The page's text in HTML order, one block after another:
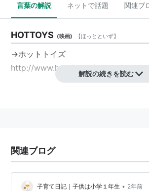
言葉の解説 ネットで話題 関連ブ
HOTTOYS (映画) 【ほっとといず】
→ホットトイズ
http://www.hottoys.jp/
解説の続きを読む
関連ブログ
子育て日記｜子供は小学１年生 • 2年前